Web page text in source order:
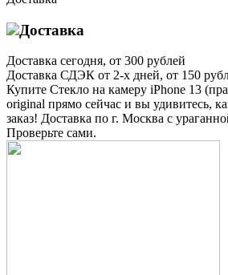
Доставка
Доставка сегодня, от 300 рублей
Доставка СДЭК от 2-х дней, от 150
Купите Стекло на камеру iPhone 13
original прямо сейчас и вы удивитесь,
заказ! Доставка по г. Москва с
Проверьте сами.